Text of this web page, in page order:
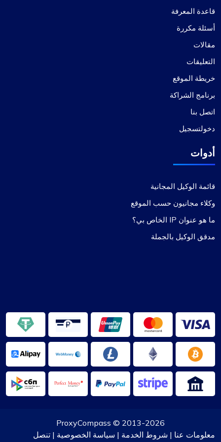
واحدة من أفضل خدمات البروكسي
وتجاوزت كل توقعاتي. إن السرعة التي يعمل بها وكيلهم
جديرة بالملاحظة، مما يتيح التنقل السلس والفعال عبر
الإنترنت. إن المجموعة الواسعة من خيارات الوكيل
بشكل خاص. علاوة على ذلك، فإن أسعارها تنافسية
للغاية، وتوفر قيمة ممتازة مقابل الجودة العالية المقدمة.
الاستجابة ومفيد للغاية. بالنسبة لأي شخص يحتاج إلى
قاعدة المعرفة
أسئلة مكررة
مقالات
التعليقات
خريطة الموقع
برنامج الشراكة
اتصل بنا
دخولتسجيل
أدوات
قائمة الوكيل المجانية
وكلاء مجانيون حسب الموقع
ما هو عنوان IP الخاص بي؟
مدقق الوكيل بالجملة
2013-2026 ©
ProxyCompass
معلومات عنا | شروط الخدمة | سياسة الخصوصية | تنصل